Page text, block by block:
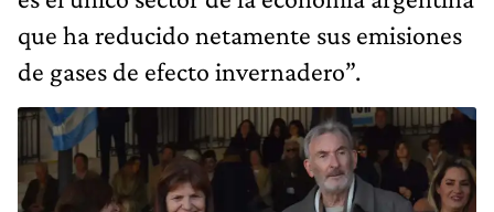
que ha reducido netamente sus emisiones
de gases de efecto invernadero”.